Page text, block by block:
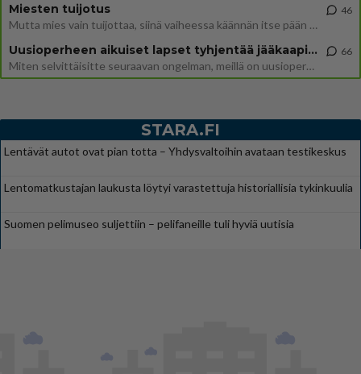
Miesten tuijotus
Mutta mies vain tuijottaa, siinä vaiheessa käännän itse pään pois. Mikä juttu? Yleensä jos joku tuijottaa tai katsoo, hä
46
Uusioperheen aikuiset lapset tyhjentää jääkaapin käydessään
Miten selvittäisitte seuraavan ongelman, meillä on uusioperhe, minulla teini-ikäiset lapset ja puolisolla aikuiset, jotk
66
STARA.FI
Lentävät autot ovat pian totta – Yhdysvaltoihin avataan testikeskus
Lentomatkustajan laukusta löytyi varastettuja historiallisia tykinkuulia
Suomen pelimuseo suljettiin – pelifaneille tuli hyviä uutisia